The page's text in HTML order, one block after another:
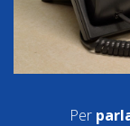
Per